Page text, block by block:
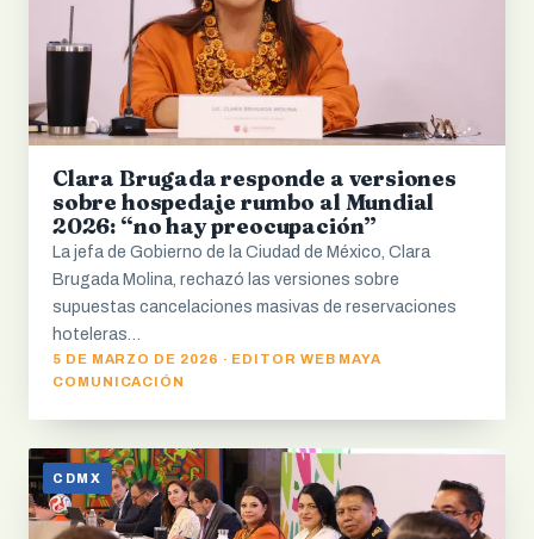
Clara Brugada responde a versiones
sobre hospedaje rumbo al Mundial
2026: “no hay preocupación”
La jefa de Gobierno de la Ciudad de México, Clara
Brugada Molina, rechazó las versiones sobre
supuestas cancelaciones masivas de reservaciones
hoteleras…
5 DE MARZO DE 2026 · EDITOR WEB MAYA
COMUNICACIÓN
CDMX